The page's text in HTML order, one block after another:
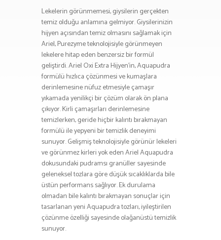
Lekelerin görünmemesi, giysilerin gerçekten
temiz olduğu anlamına gelmiyor. Giysilerinizin
hijyen açısından temiz olmasını sağlamak için
Ariel, Purezyme teknolojisiyle görünmeyen
lekelere hitap eden benzersiz bir formül
geliştirdi. Ariel Oxi Extra Hijyen’in, Aquapudra
formülü hızlıca çözünmesi ve kumaşlara
derinlemesine nüfuz etmesiyle çamaşır
yıkamada yenilikçi bir çözüm olarak ön plana
çıkıyor. Kirli çamaşırları derinlemesine
temizlerken, geride hiçbir kalıntı bırakmayan
formülü ile yepyeni bir temizlik deneyimi
sunuyor. Gelişmiş teknolojisiyle görünür lekeleri
ve görünmez kirleri yok eden Ariel Aquapudra
dokusundaki pudramsı granüller sayesinde
geleneksel tozlara göre düşük sıcaklıklarda bile
üstün performans sağlıyor. Ek durulama
olmadan bile kalıntı bırakmayan sonuçlar için
tasarlanan yeni Aquapudra tozları, iyileştirilen
çözünme özelliği sayesinde olağanüstü temizlik
sunuyor.